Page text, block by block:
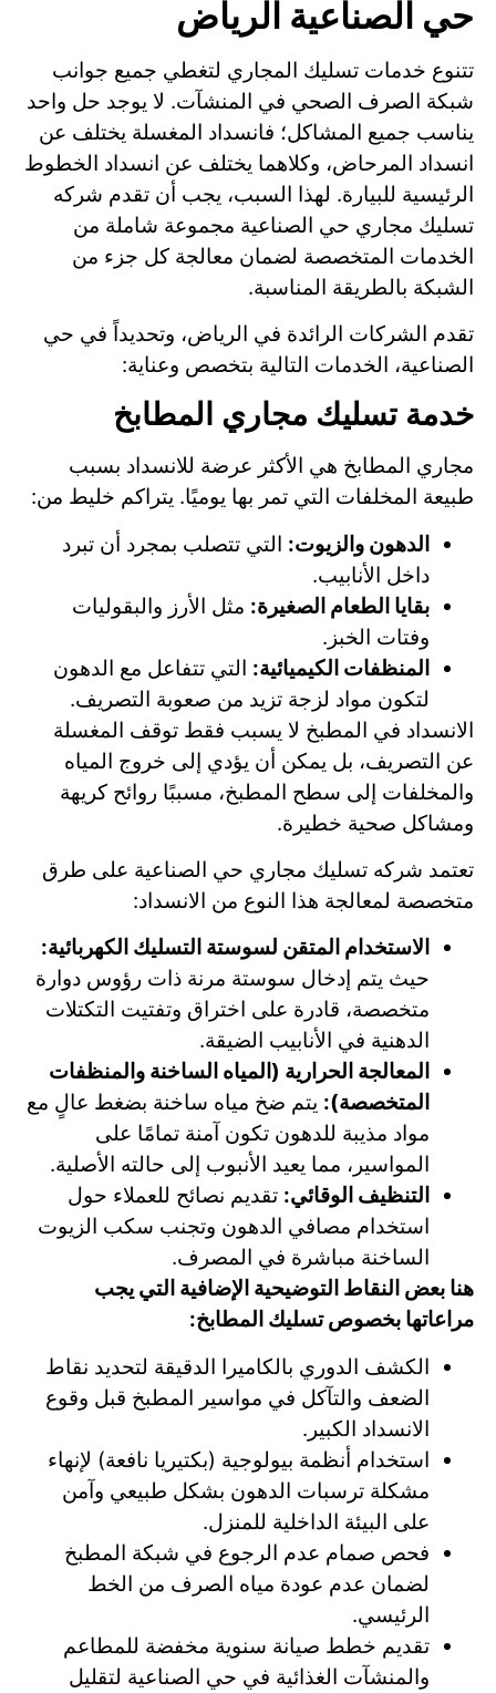
حي الصناعية الرياض
تتنوع خدمات تسليك المجاري لتغطي جميع جوانب
شبكة الصرف الصحي في المنشآت. لا يوجد حل واحد
يناسب جميع المشاكل؛ فانسداد المغسلة يختلف عن
انسداد المرحاض، وكلاهما يختلف عن انسداد الخطوط
الرئيسية للبيارة. لهذا السبب، يجب أن تقدم شركه
تسليك مجاري حي الصناعية مجموعة شاملة من
الخدمات المتخصصة لضمان معالجة كل جزء من
الشبكة بالطريقة المناسبة.
تقدم الشركات الرائدة في الرياض، وتحديداً في حي
الصناعية، الخدمات التالية بتخصص وعناية:
خدمة تسليك مجاري المطابخ
مجاري المطابخ هي الأكثر عرضة للانسداد بسبب
طبيعة المخلفات التي تمر بها يوميًا. يتراكم خليط من:
الدهون والزيوت: التي تتصلب بمجرد أن تبرد
داخل الأنابيب.
بقايا الطعام الصغيرة: مثل الأرز والبقوليات
وفتات الخبز.
المنظفات الكيميائية: التي تتفاعل مع الدهون
لتكون مواد لزجة تزيد من صعوبة التصريف.
الانسداد في المطبخ لا يسبب فقط توقف المغسلة
عن التصريف، بل يمكن أن يؤدي إلى خروج المياه
والمخلفات إلى سطح المطبخ، مسببًا روائح كريهة
ومشاكل صحية خطيرة.
تعتمد شركه تسليك مجاري حي الصناعية على طرق
متخصصة لمعالجة هذا النوع من الانسداد:
الاستخدام المتقن لسوستة التسليك الكهربائية:
حيث يتم إدخال سوستة مرنة ذات رؤوس دوارة
متخصصة، قادرة على اختراق وتفتيت التكتلات
الدهنية في الأنابيب الضيقة.
المعالجة الحرارية (المياه الساخنة والمنظفات
المتخصصة): يتم ضخ مياه ساخنة بضغط عالٍ مع
مواد مذيبة للدهون تكون آمنة تمامًا على
المواسير، مما يعيد الأنبوب إلى حالته الأصلية.
التنظيف الوقائي: تقديم نصائح للعملاء حول
استخدام مصافي الدهون وتجنب سكب الزيوت
الساخنة مباشرة في المصرف.
هنا بعض النقاط التوضيحية الإضافية التي يجب
مراعاتها بخصوص تسليك المطابخ:
الكشف الدوري بالكاميرا الدقيقة لتحديد نقاط
الضعف والتآكل في مواسير المطبخ قبل وقوع
الانسداد الكبير.
استخدام أنظمة بيولوجية (بكتيريا نافعة) لإنهاء
مشكلة ترسبات الدهون بشكل طبيعي وآمن
على البيئة الداخلية للمنزل.
فحص صمام عدم الرجوع في شبكة المطبخ
لضمان عدم عودة مياه الصرف من الخط
الرئيسي.
تقديم خطط صيانة سنوية مخفضة للمطاعم
والمنشآت الغذائية في حي الصناعية لتقليل